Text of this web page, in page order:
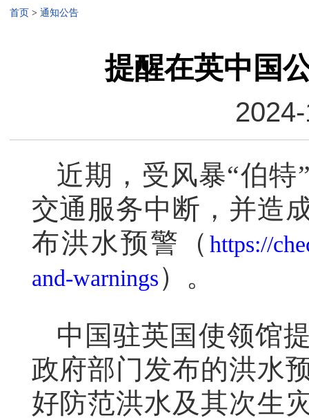
首页 > 通知公告
提醒在英中国
近期，受风暴“伯
交通服务中断，并造
布洪水预警（ https://
and-warnings）。
中国驻英国使领馆
政府部门发布的洪水
好防范洪水及其次生